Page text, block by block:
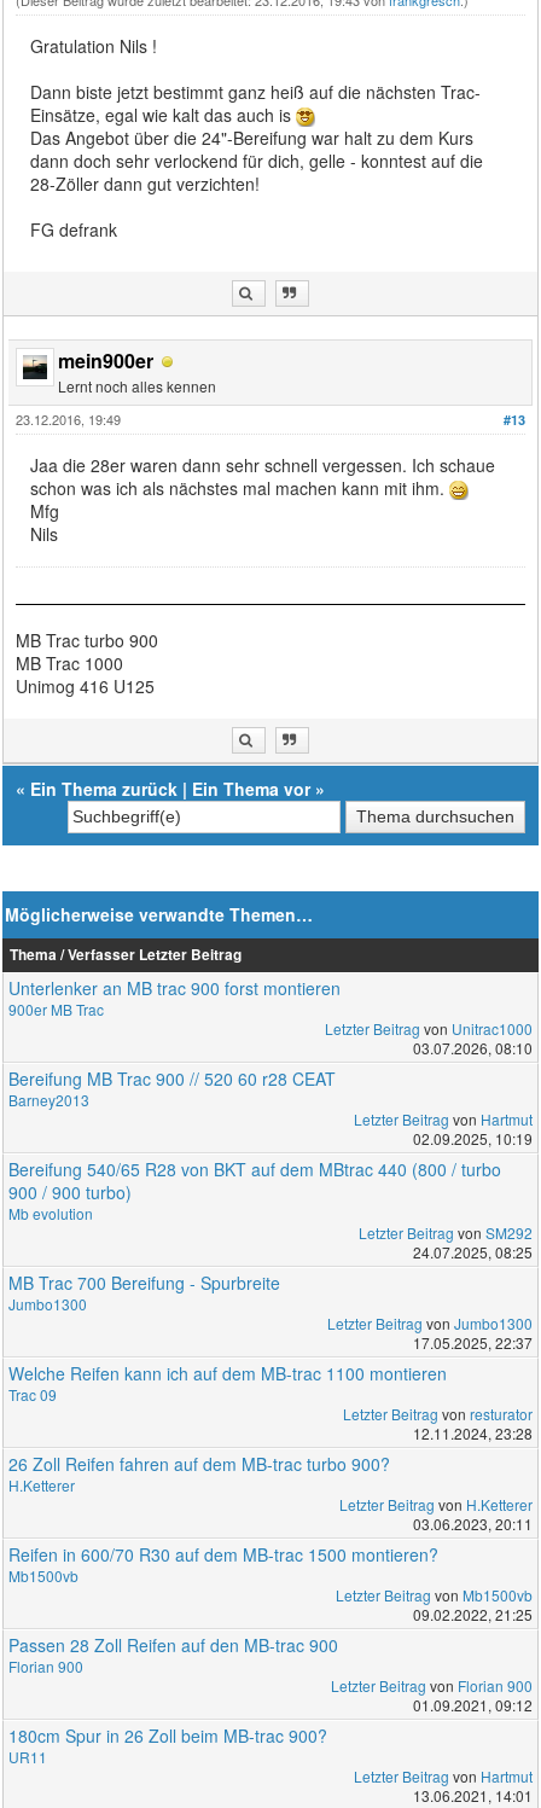
Gratulation Nils !
Dann biste jetzt bestimmt ganz heiß auf die nächsten Trac-
Einsätze, egal wie kalt das auch is
Das Angebot über die 24"-Bereifung war halt zu dem Kurs
dann doch sehr verlockend für dich, gelle - konntest auf die
28-Zöller dann gut verzichten!
FG defrank
mein900er
Lernt noch alles kennen
#13
23.12.2016, 19:49
Jaa die 28er waren dann sehr schnell vergessen. Ich schaue
schon was ich als nächstes mal machen kann mit ihm.
Mfg
Nils
MB Trac turbo 900
MB Trac 1000
Unimog 416 U125
« Ein Thema zurück | Ein Thema vor»
Möglicherweise verwandte Themen…
Thema / Verfasser Letzter Beitrag
Unterlenker an MB trac 900 forst montieren
900er MB Trac
Letzter Beitrag von Unitrac1000
03.07.2026, 08:10
Bereifung MB Trac 900 // 520 60 r28 CEAT
Barney2013
Letzter Beitrag von Hartmut
02.09.2025, 10:19
Bereifung 540/65 R28 von BKT auf dem MBtrac 440 (800 / turbo
900 / 900 turbo)
Mb evolution
Letzter Beitrag von SM292
24.07.2025, 08:25
MB Trac 700 Bereifung - Spurbreite
Jumbo1300
Letzter Beitrag von Jumbo1300
17.05.2025, 22:37
Welche Reifen kann ich auf dem MB-trac 1100 montieren
Trac 09
Letzter Beitrag von resturator
12.11.2024, 23:28
26 Zoll Reifen fahren auf dem MB-trac turbo 900?
H.Ketterer
Letzter Beitrag von H.Ketterer
03.06.2023, 20:11
Reifen in 600/70 R30 auf dem MB-trac 1500 montieren?
Mb1500vb
Letzter Beitrag von Mb1500vb
09.02.2022, 21:25
Passen 28 Zoll Reifen auf den MB-trac 900
Florian 900
Letzter Beitrag von Florian 900
01.09.2021, 09:12
180cm Spur in 26 Zoll beim MB-trac 900?
UR11
Letzter Beitrag von Hartmut
13.06.2021, 14:01